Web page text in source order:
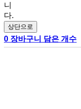
니
다.
상단으로
0 장바구니 담은 개수